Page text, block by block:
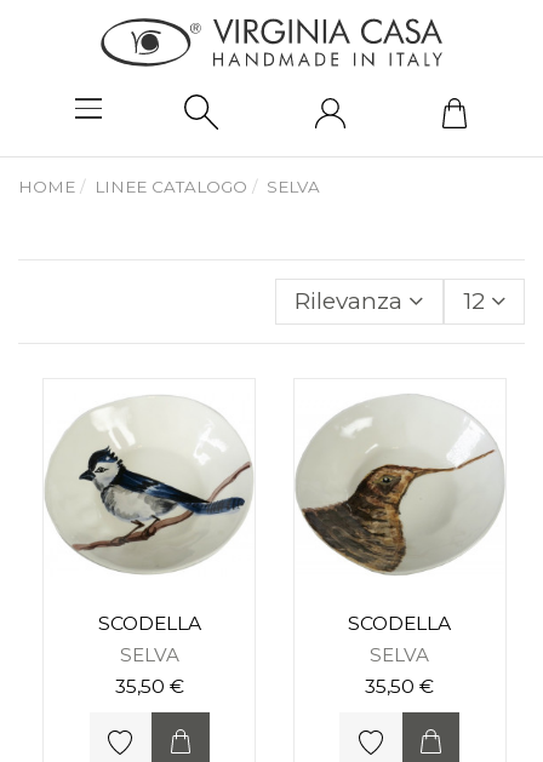
HOME LINEE CATALOGO SELVA
Rilevanza 12
SCODELLA
SELVA
35,50 €
SCODELLA
SELVA
35,50 €